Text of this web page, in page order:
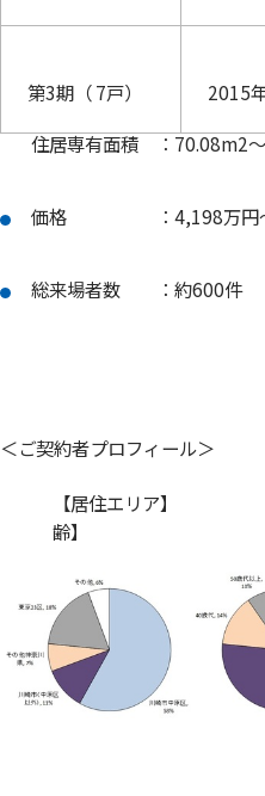
第3期（ 7戸） 2015
住居専有面積 ：70.08m2
価格 ：4,198万円〜
総来場者数 ：約600件
＜ご契約者プロフィール＞
【居住エ
齢】 【